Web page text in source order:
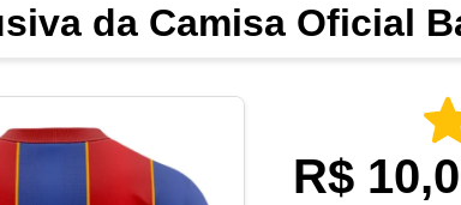
da Camisa Oficial
R$